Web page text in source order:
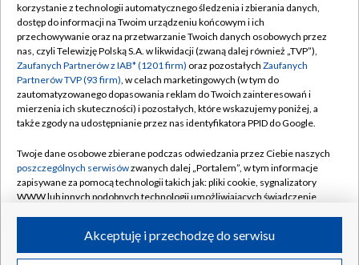
TVP
Abonament TVP
Emisja w TVP
Centrum informacji TVP
Naziemna Telewizja Cyfrowa
Rada Programowa
System NOS
Informacje o nadawcy
Program dla prasy
Regulamin TVP
Polityka prywatności
Moje zgody
Pomoc
Kontakt
Kanały
©2026 Telewizja Polska S.A. w likwidacji
korzystanie z technologii automatycznego śledzenia i zbierania danych,
dostęp do informacji na Twoim urządzeniu końcowym i ich
przechowywanie oraz na przetwarzanie Twoich danych osobowych przez
nas, czyli Telewizję Polską S.A. w likwidacji (zwaną dalej również „TVP”),
Zaufanych Partnerów z IAB* (1201 firm) oraz pozostałych Zaufanych
Partnerów TVP (93 firm), w celach marketingowych (w tym do
zautomatyzowanego dopasowania reklam do Twoich zainteresowań i
mierzenia ich skuteczności) i pozostałych, które wskazujemy poniżej, a
także zgody na udostępnianie przez nas identyfikatora PPID do Google.
Twoje dane osobowe zbierane podczas odwiedzania przez Ciebie naszych
poszczególnych serwisówzwanych dalej „Portalem”, w tym informacje
zapisywane za pomocą technologii takich jak: pliki cookie, sygnalizatory
WWW lub innych podobnych technologii umożliwiających świadczenie
ruchu w Internecie.Akceptuję i przechodzę do serwisu